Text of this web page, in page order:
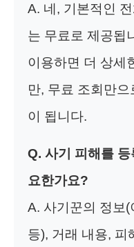
A. 네, 기본적인
는 무료로 제공됩
이용하면 더 상세
만, 무료 조회만
이 됩니다.
Q. 사기 피해를
요한가요?
A. 사기꾼의 정보(
등), 거래 내용, 피